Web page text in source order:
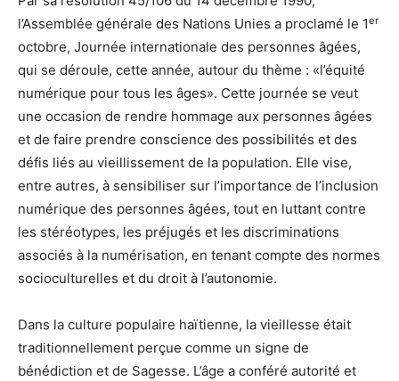
l’Assemblée générale des Nations Unies a proclamé le 1er
octobre, Journée internationale des personnes âgées,
qui se déroule, cette année, autour du thème : «l’équité
numérique pour tous les âges». Cette journée se veut
une occasion de rendre hommage aux personnes âgées
et de faire prendre conscience des possibilités et des
défis liés au vieillissement de la population. Elle vise,
entre autres, à sensibiliser sur l’importance de l’inclusion
numérique des personnes âgées, tout en luttant contre
les stéréotypes, les préjugés et les discriminations
associés à la numérisation, en tenant compte des normes
socioculturelles et du droit à l’autonomie.
Dans la culture populaire haïtienne, la vieillesse était
traditionnellement perçue comme un signe de
bénédiction et de Sagesse. L’âge a conféré autorité et